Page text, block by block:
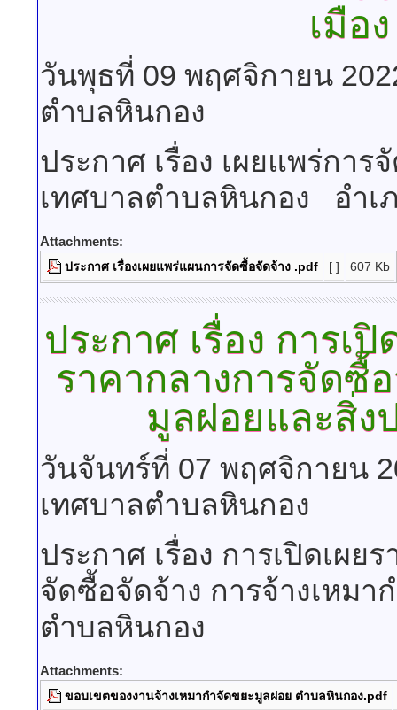
เมือ
วันพุธที่ 09 พฤศจิกายน
ตำบลหินกอง
ประกาศ เรื่อง เผยแพร่กา
เทศบาลตำบลหินกอง อำเ
Attachments:
ประกาศ เรื่องเผยแพร่แผนการจัดซื้อจัดจ้าง .pdf [ ] 607 Kb
ประกาศ เรื่อง การเ
ราคากลางการจัดซื้
มูลฝอยและสิ่ง
วันจันทร์ที่ 07 พฤศจิกายน
เทศบาลตำบลหินกอง
ประกาศ เรื่อง การเปิดเผ
จัดซื้อจัดจ้าง การจ้างเหม
ตำบลหินกอง
Attachments:
ขอบเขตของงานจ้างเหมากำจัดขยะมูลฝอย ตำบลหินกอง.pdf